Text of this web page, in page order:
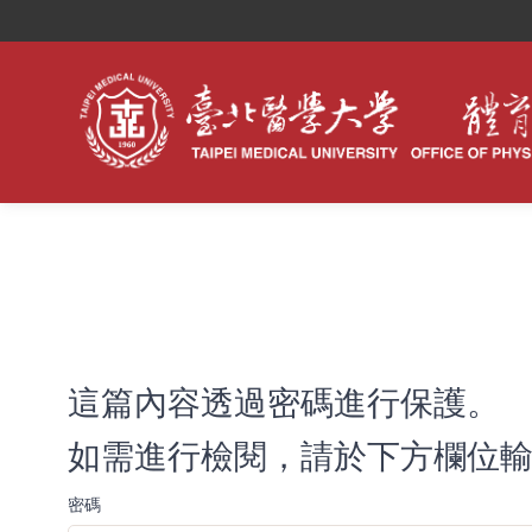
這篇內容透過密碼進行保護。
如需進行檢閱，請於下方欄位
密碼